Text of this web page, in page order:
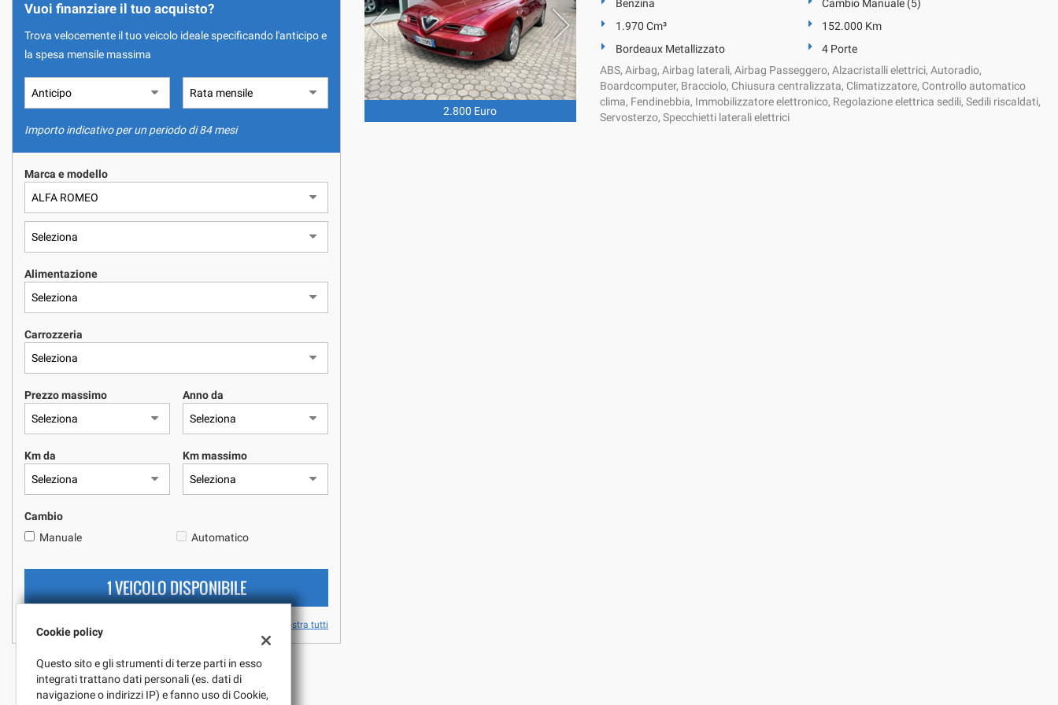
NOLEGGIO A LUNGO TERMINE
ASSISTENZA
QUOTAZIONE USATO
NEWS
AREA COMMERCIANTI
Vuoi finanziare il tuo acquisto?
Trova velocemente il tuo veicolo ideale specificando l'anticipo e
la spesa mensile massima
Importo indicativo per un periodo di 84 mesi
Marca e modello
Alimentazione
Carrozzeria
Prezzo massimo Anno da
Km da Km massimo
Cambio
Manuale
Automatico
1 VEICOLO DISPONIBILE
Mostra tutti
2.800 Euro
Benzina
Cambio Manuale (5)
1.970 Cm³
152.000 Km
Bordeaux Metallizzato
4 Porte
ABS, Airbag, Airbag laterali, Airbag Passeggero, Alzacristalli elettrici, Autoradio,
Boardcomputer, Bracciolo, Chiusura centralizzata, Climatizzatore, Controllo automatico
clima, Fendinebbia, Immobilizzatore elettronico, Regolazione elettrica sedili, Sedili riscaldati,
Servosterzo, Specchietti laterali elettrici
Cookie policy
Questo sito e gli strumenti di terze parti in esso
integrati trattano dati personali (es. dati di
navigazione o indirizzi IP) e fanno uso di Cookie,
tracciamento
adottiamo
per
funzionalità
svolgere
di
seguito
descritte.
Per
ottenere
informazioni
funzionamento
di
tracciamento
alla
cookie
policy.
rivedere
e
le
scelte
qualsiasi